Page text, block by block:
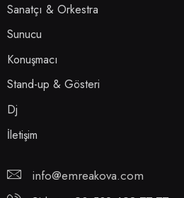
Sanatçı & Orkestra
Sunucu
Konuşmacı
Stand-up & Gösteri
Dj
İletişim
info@emreakova.com